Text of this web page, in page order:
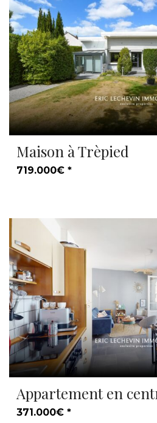
Maison à Trèpied
719.000€ *
Appartement en
371.000€ *